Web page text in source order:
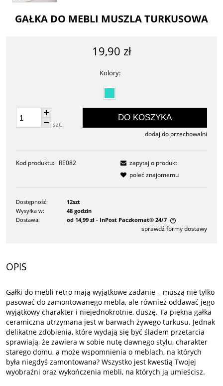
GAŁKA DO MEBLI MUSZLA TURKUSOWA
19,90 zł
Kolory:
szt.
DO KOSZYKA
dodaj do przechowalni
Kod produktu: RE082
zapytaj o produkt
poleć znajomemu
Dostępność:
12szt
Wysyłka w:
48 godzin
Dostawa:
od 14,99 zł - InPost Paczkomat® 24/7
Cena nie zawiera ewentualnych kosztów płatności
sprawdź formy dostawy
OPIS
Gałki do mebli retro mają wyjątkowe zadanie – muszą nie tylko
pasować do zamontowanego mebla, ale również oddawać jego
wyjątkowy charakter i niejednokrotnie, duszę. Ta piękna gałka
ceramiczna utrzymana jest w barwach żywego turkusu. Jednak
delikatne zdobienia, które wydają się być śladem przetarcia
sprawiają, że zawiera w sobie nutę dawnego stylu, charakter
starego domu, a może wspomnienia o meblach, na których
była niegdyś zamontowana? Wszystko jest kwestią Twojej
wyobraźni oraz wykończenia mebli, na których ją umieścisz.